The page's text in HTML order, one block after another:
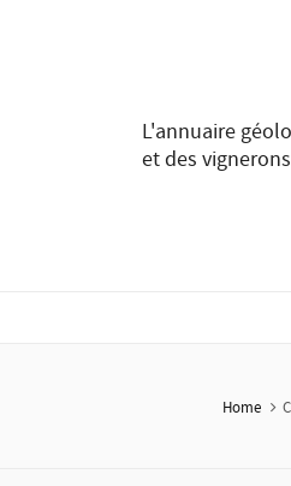
L'annuaire
et des vignerons
Home